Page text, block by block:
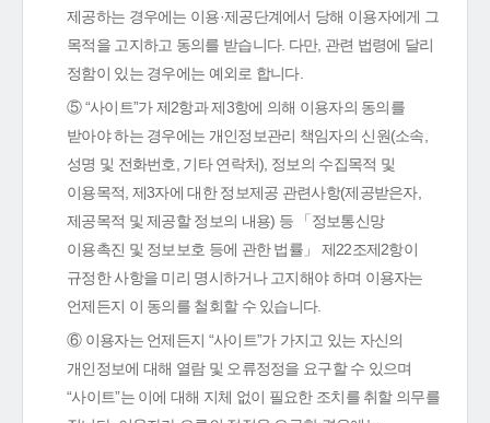
제공하는 경우에는 이용·제공단계에서 당해 이용자에게 그
목적을 고지하고 동의를 받습니다. 다만, 관련 법령에 달리
정함이 있는 경우에는 예외로 합니다.
⑤ “사이트”가 제2항과 제3항에 의해 이용자의 동의를
받아야 하는 경우에는 개인정보관리 책임자의 신원(소속,
성명 및 전화번호, 기타 연락처), 정보의 수집목적 및
이용목적, 제3자에 대한 정보제공 관련사항(제공받은자,
제공목적 및 제공할 정보의 내용) 등 「정보통신망
이용촉진 및 정보보호 등에 관한 법률」 제22조제2항이
규정한 사항을 미리 명시하거나 고지해야 하며 이용자는
언제든지 이 동의를 철회할 수 있습니다.
⑥ 이용자는 언제든지 “사이트”가 가지고 있는 자신의
개인정보에 대해 열람 및 오류정정을 요구할 수 있으며
“사이트”는 이에 대해 지체 없이 필요한 조치를 취할 의무를